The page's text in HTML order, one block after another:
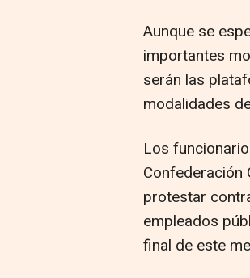
Aunque se
importantes
serán las
modalidades
Los
Confederación
protestar
empleados
final de este